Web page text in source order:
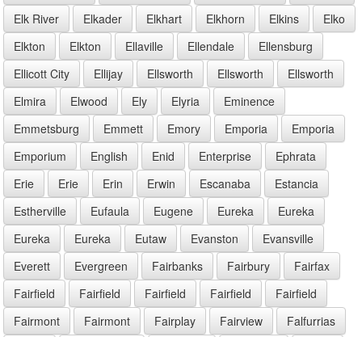
Elk River
Elkader Elkhart Elkhorn Elkins
Elko
Elkton
Elkton Ellaville Ellendale
Ellensburg
Ellicott City
Ellijay Ellsworth Ellsworth
Ellsworth
Elmira
Elwood Ely Elyria
Eminence
Emmetsburg
Emmett Emory Emporia
Emporia
Emporium
English Enid Enterprise
Ephrata
Erie
Erie Erin Erwin Escanaba
Estancia
Estherville
Eufaula Eugene Eureka
Eureka
Eureka
Eureka Eutaw Evanston
Evansville
Everett
Evergreen Fairbanks Fairbury
Fairfax
Fairfield
Fairfield Fairfield Fairfield
Fairfield
Fairmont
Fairmont Fairplay Fairview Falfurrias